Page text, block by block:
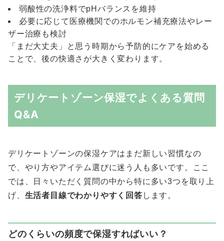
弱酸性の洗浄料でpHバランスを維持
必要に応じて医療機関でのホルモン補充療法やレー
ザー治療も検討
「まだ大丈夫」と思う時期から予防的にケアを始める
ことで、後の快適さが大きく変わります。
デリケートゾーン保湿でよくある質問
Q&A
デリケートゾーンの保湿ケアはまだ新しい習慣なの
で、やり方やアイテム選びに迷う人も多いです。ここ
では、日々いただく質問の中から特に多い3つを取り上
げ、 生活者目線でわかりやすく回答 します。
どのくらいの頻度で保湿すればいい？